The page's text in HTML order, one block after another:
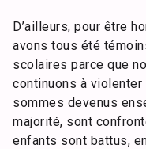
D’ailleurs, pour être
avons tous été
scolaires parce que
continuons à
sommes devenus
majorité, sont
enfants sont battus,